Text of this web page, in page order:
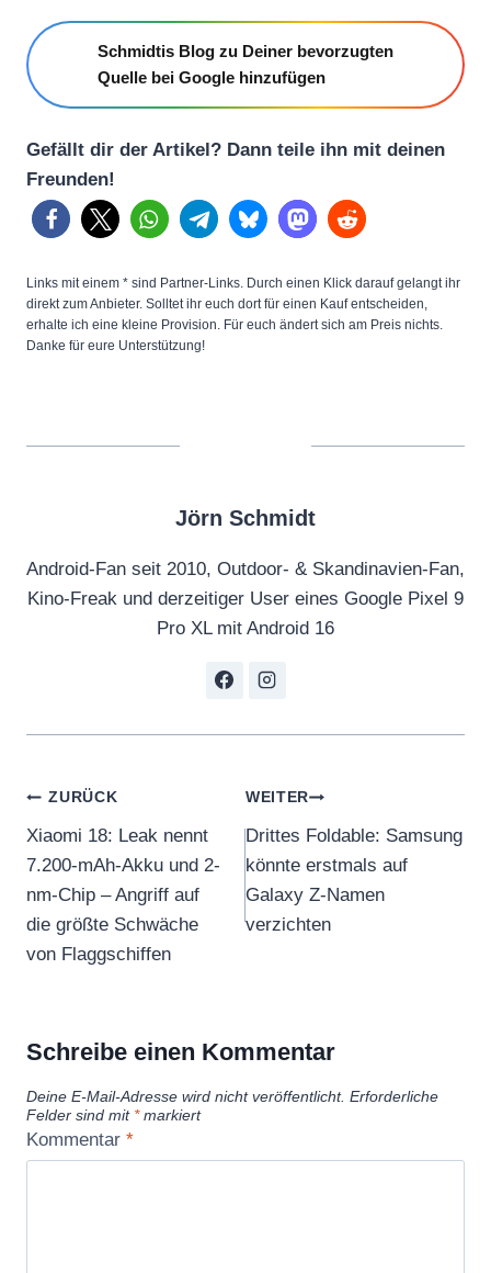
Schmidtis Blog zu Deiner bevorzugten
Quelle bei Google hinzufügen
Gefällt dir der Artikel? Dann teile ihn mit deinen
Freunden!
Links mit einem * sind Partner-Links. Durch einen Klick darauf gelangt ihr
direkt zum Anbieter. Solltet ihr euch dort für einen Kauf entscheiden,
erhalte ich eine kleine Provision. Für euch ändert sich am Preis nichts.
Danke für eure Unterstützung!
Jörn Schmidt
Android-Fan seit 2010, Outdoor- & Skandinavien-Fan,
Kino-Freak und derzeitiger User eines Google Pixel 9
Pro XL mit Android 16
Beitragsnavigation
ZURÜCK
Xiaomi 18: Leak nennt
7.200-mAh-Akku und 2-
nm-Chip – Angriff auf
die größte Schwäche
von Flaggschiffen
WEITER
Drittes Foldable: Samsung
könnte erstmals auf
Galaxy Z-Namen
verzichten
Schreibe einen Kommentar
Deine E-Mail-Adresse wird nicht veröffentlicht. Erforderliche
Felder sind mit *markiert
Kommentar *